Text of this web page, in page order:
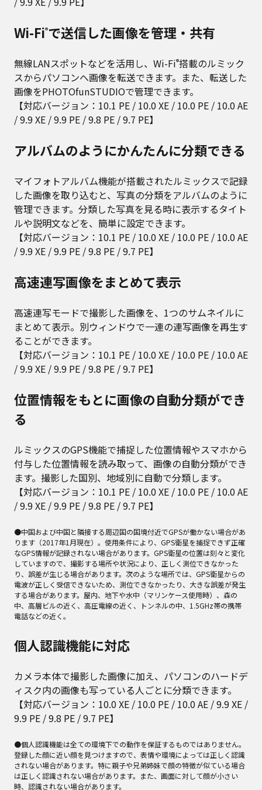
Wi-Fi®で送信した画像を管理・共有
無線LANスポットなどを活用し、Wi-Fi®搭載のルミック
スからパソコンへ画像を転送できます。また、転送した
画像をPHOTOfunSTUDIOで管理できます。
【対応バージョン：10.1 PE / 10.0 XE / 10.0 PE / 10.0 AE
/ 9.9 XE / 9.9 PE / 9.8 PE / 9.7 PE】
アルバムのようにかんたんに分類できる
マイフォトアルバム機能が搭載されたルミックスで記録
した画像を取り込むと、写真の分類をアルバムのように
管理できます。分類した写真を見る時に表示するタイト
ルや説明文などを、簡単に設定できます。
【対応バージョン：10.1 PE / 10.0 XE / 10.0 PE / 10.0 AE
/ 9.9 XE / 9.9 PE / 9.8 PE / 9.7 PE】
高速連写画像をまとめて表示
高速連写モードで撮影した画像を、1つのサムネイルに
まとめて表示。別ウィンドウで一連の連写画像を再生す
ることができます。
【対応バージョン：10.1 PE / 10.0 XE / 10.0 PE / 10.0 AE
/ 9.9 XE / 9.9 PE / 9.8 PE / 9.7 PE】
位置情報をもとに画像の自動分類ができ
る
ルミックスのGPS機能で捕捉した位置情報やスマホから
付与した位置情報を読み取って、画像の自動分類ができ
ます。撮影した国別、地域別に自動で分類します。
【対応バージョン：10.1 PE / 10.0 XE / 10.0 PE / 10.0 AE
/ 9.9 XE / 9.9 PE / 9.8 PE / 9.7 PE】
●中国および中国と隣接する周辺国の国境付近でGPSが働かない場合があ
ります（2017年1月現在）。使用条件により、GPS衛星を捕捉できず正確
なGPS情報が記録されない場合があります。GPS衛星の位置は刻々と変化
していますので、撮影する場所や状況により、正しく測位できなかった
り、誤差が生じる場合があります。次のような場所では、GPS衛星からの
電波が正しく受信できないため、測位できなかったり、大きな誤差が発生
する場合があります。屋内、地下や水中（マリンケース使用時）、森の
中、高層ビルの近く、高圧電線の近く、トンネルの中、1.5GHz帯の携帯
電話などの近く。
個人認識機能に対応
カメラ本体で撮影した画像に加え、パソコンのハードデ
ィスク内の画像も写っている人ごとに分類できます。
【対応バージョン：10.0 XE / 10.0 PE / 10.0 AE / 9.9 XE /
9.9 PE / 9.8 PE / 9.7 PE】
●個人認識機能は全ての環境下での動作を保証するものではありません。
登録した顔に近い顔を見つけますので、表情や環境によっては正しく認識
されない場合があります。特に親子や兄弟姉妹で顔の特徴が似ている場合
は正しく認識されない場合があります。また、画面に対して顔が小さい
時、認識されない場合があります。